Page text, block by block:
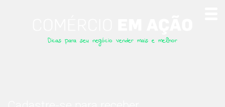
Dicas para seu negócio vender mais e melhor